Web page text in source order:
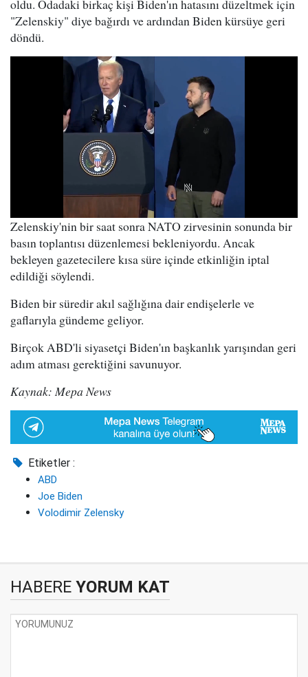
oldu. Odadaki birkaç kişi Biden'ın hatasını düzeltmek için
"Zelenskiy" diye bağırdı ve ardından Biden kürsüye geri
döndü.
Zelenskiy'nin bir saat sonra NATO zirvesinin sonunda bir
basın toplantısı düzenlemesi bekleniyordu. Ancak
bekleyen gazetecilere kısa süre içinde etkinliğin iptal
edildiği söylendi.
Biden bir süredir akıl sağlığına dair endişelerle ve
gaflarıyla gündeme geliyor.
Birçok ABD'li siyasetçi Biden'ın başkanlık yarışından geri
adım atması gerektiğini savunuyor.
Kaynak: Mepa News
Etiketler :
ABD
Joe Biden
Volodimir Zelensky
HABERE YORUM KAT